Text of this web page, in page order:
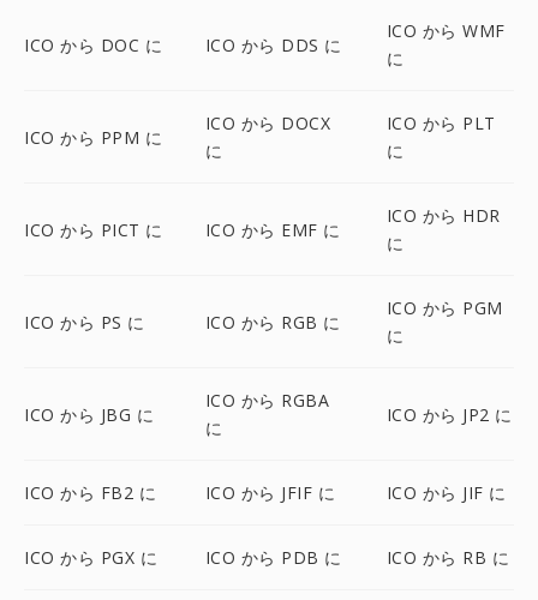
ICO から DOC に ICO から DDS に
ICO から WMF
に
ICO から PPM に
ICO から DOCX
に
ICO から PLT
に
ICO から PICT に ICO から EMF に
ICO から HDR
に
ICO から PS に ICO から RGB に
ICO から PGM
に
ICO から JBG に
ICO から RGBA
に
ICO から JP2 に
ICO から FB2 に ICO から JFIF に ICO から JIF に
ICO から PGX に ICO から PDB に ICO から RB に